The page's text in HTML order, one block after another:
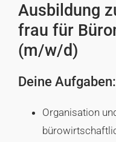
Ausbildung
frau für
(m/w/d)
Deine Aufgaben:
Organisation